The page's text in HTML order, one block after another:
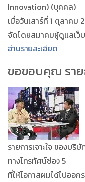
Innovation) (บุคคล)
เมื่อวันเสาร์ที่ 1 ตุลาคม
จัดโดยสมาคมผู้ดูแลเว็
อ่านรายละเอียด
ขอขอบคุณ ราย
รายการเจาะใจ ของบริ
ทางโทรทัศน์ช่อง 5
ที่ให้โอกาสผมได้ไปออก